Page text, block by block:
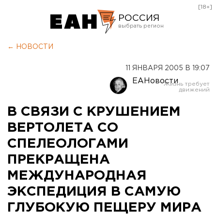
РОССИЯ
Оренбург
[18+]
← НОВОСТИ
11 ЯНВАРЯ 2005 В 19:07
ЕАНовости
В СВЯЗИ С КРУШЕНИЕМ
ВЕРТОЛЕТА СО
СПЕЛЕОЛОГАМИ
ПРЕКРАЩЕНА
МЕЖДУНАРОДНАЯ
ЭКСПЕДИЦИЯ В САМУЮ
ГЛУБОКУЮ ПЕЩЕРУ МИРА